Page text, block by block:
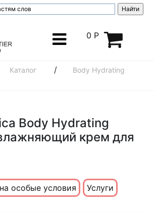
0 Р
Каталог /
Body Hydrating
Body Hydrating
крем для
особые условия Услуги